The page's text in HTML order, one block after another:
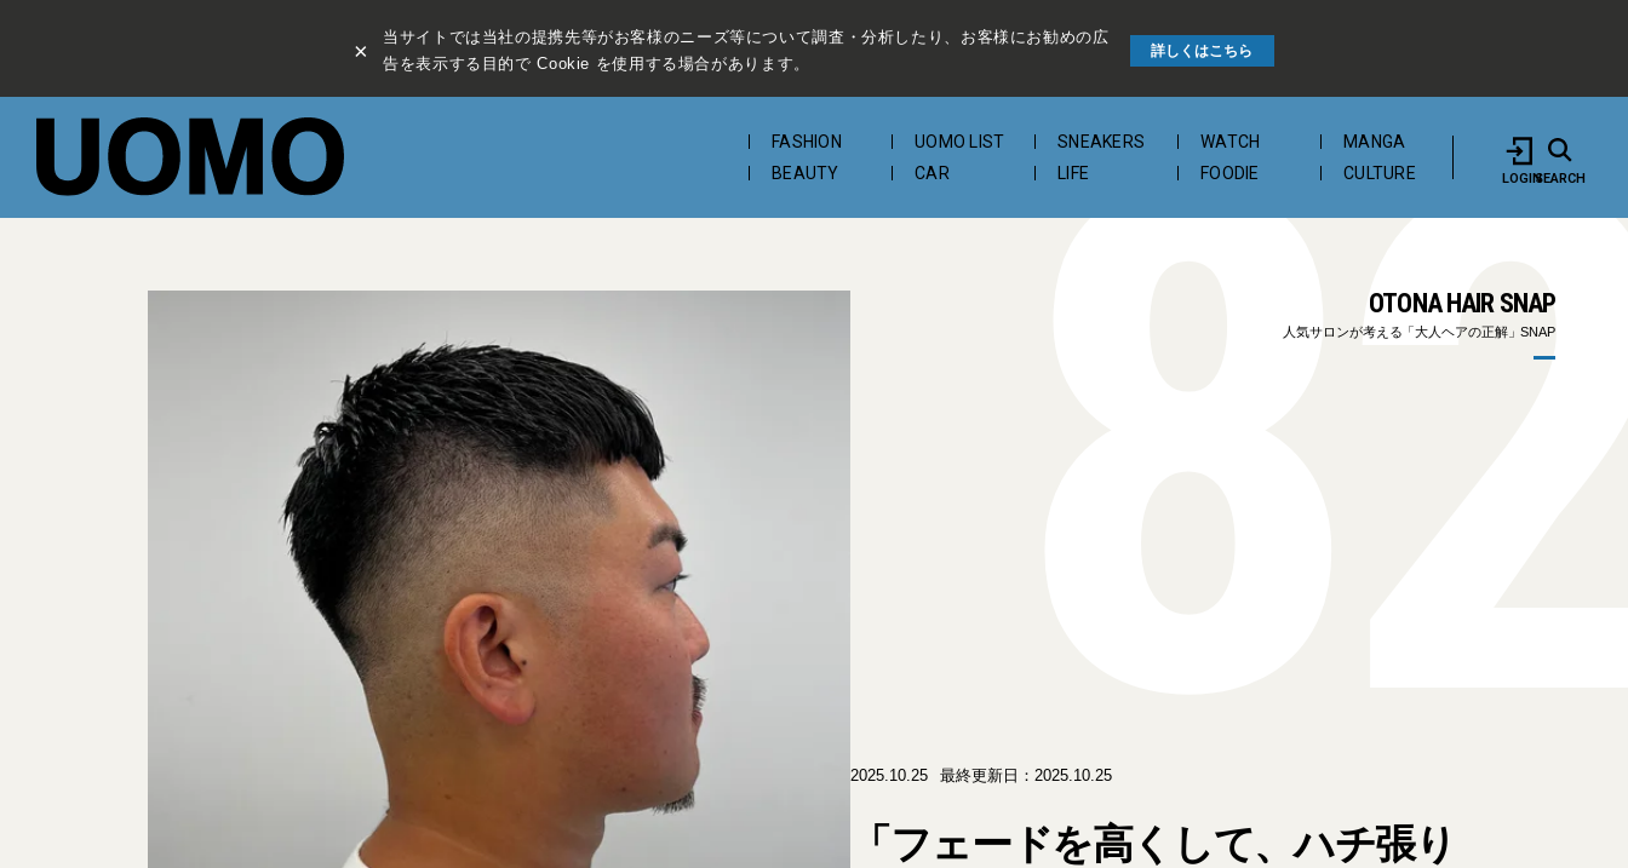
×
当サイトでは当社の提携先等がお客様のニーズ等について調査・分析したり、お客様にお勧めの広
告を表示する目的で Cookie を使用する場合があります。
詳しくはこちら
FASHION UOMO LIST SNEAKERS WATCH
MANGA
BEAUTY
CAR LIFE FOODIE CULTURE LOGINSEARCH
OTONA HAIR SNAP
人気サロンが考える「大人ヘアの正解」SNAP
2025.10.25 最終更新日：2025.10.25
「フェードを高くして、ハチ張り